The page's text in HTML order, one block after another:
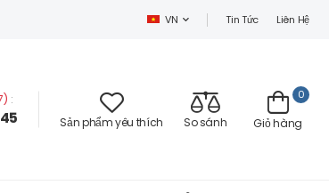
VN Tin Tức Liên Hệ
:
Sản phẩm yêu thích So sánh
0
Giỏ hàng